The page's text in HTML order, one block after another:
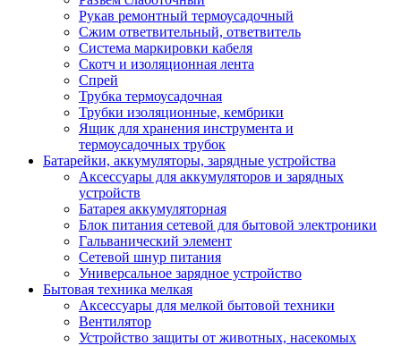
Рукав ремонтный термоусадочный
Сжим ответвительный, ответвитель
Система маркировки кабеля
Скотч и изоляционная лента
Спрей
Трубка термоусадочная
Трубки изоляционные, кембрики
Ящик для хранения инструмента и
термоусадочных трубок
Батарейки, аккумуляторы, зарядные устройства
Аксессуары для аккумуляторов и зарядных
устройств
Батарея аккумуляторная
Блок питания сетевой для бытовой электроники
Гальванический элемент
Сетевой шнур питания
Универсальное зарядное устройство
Бытовая техника мелкая
Аксессуары для мелкой бытовой техники
Вентилятор
Устройство защиты от животных, насекомых